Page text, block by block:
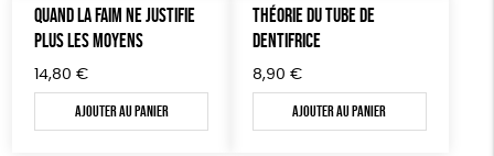
LIVRETS ÉDUCATIFS
POSTERS ÉDUCATIFS
QUAND LA FAIM NE JUSTIFIE
PLUS LES MOYENS
14,80 €
Ajouter au panier
THÉORIE DU TUBE DE
DENTIFRICE
8,90 €
Ajouter au panier